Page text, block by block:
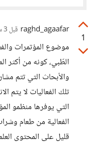
1
raghd_agaafar قبل 3 سنوات
موضوع المؤتمرات
الطّبي، كونه من أكثر
والأبحاث التي تتم
تلك الفعاليات لا يتم
التي يوفرها منظمو
الفعالية من طعام
قليل على المحتوى